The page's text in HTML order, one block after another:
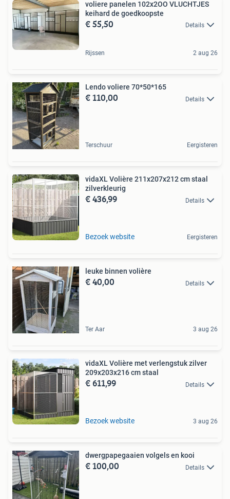
voliere panelen 102x2OO VLUCHTJES
keihard de goedkoopste
€ 55,50 Details
Rijssen 2 aug 26
Lendo voliere 70*50*165
€ 110,00 Details
Terschuur Eergisteren
vidaXL Volière 211x207x212 cm staal
zilverkleurig
€ 436,99 Details
Bezoek website Eergisteren
leuke binnen volière
€ 40,00 Details
Ter Aar 3 aug 26
vidaXL Volière met verlengstuk zilver
209x203x216 cm staal
€ 611,99 Details
Bezoek website 3 aug 26
dwergpapegaaien volgels en kooi
€ 100,00 Details